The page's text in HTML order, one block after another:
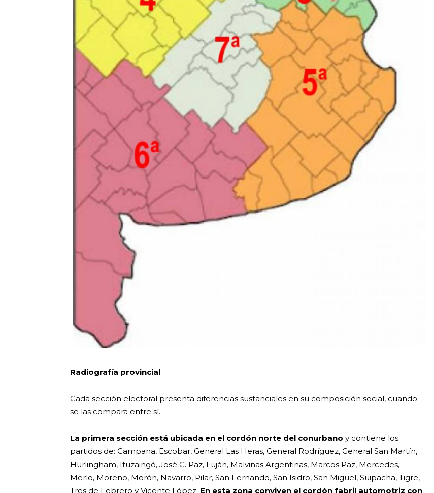
Radiografía provincial
Cada sección electoral presenta diferencias sustanciales en su composición social, cuando
se las compara entre sí.
La primera sección está ubicada en el cordón norte del conurbano y contiene los
partidos de: Campana, Escobar, General Las Heras, General Rodríguez, General San Martín,
Hurlingham, Ituzaingó, José C. Paz, Luján, Malvinas Argentinas, Marcos Paz, Mercedes,
Merlo, Moreno, Morón, Navarro, Pilar, San Fernando, San Isidro, San Miguel, Suipacha, Tigre,
Tres de Febrero y Vicente López. En esta zona conviven el cordón fabril automotriz con